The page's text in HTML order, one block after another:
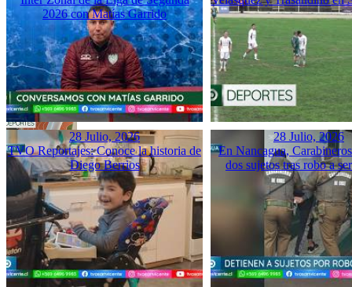
2026 con Matías Garrido
28 Julio, 2026
TVO Reportajes: Conoce la historia de
Diego Berrios
28 Julio, 2026
En Nancagua,
dos sujetos tras robo a